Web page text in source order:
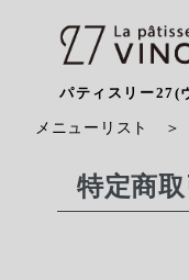
パティスリー27(
メニューリスト ＞
特定商